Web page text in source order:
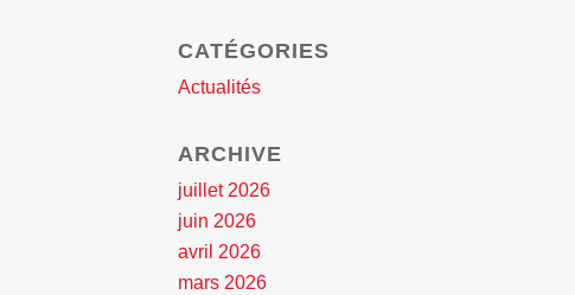
CATÉGORIES
Actualités
ARCHIVE
juillet 2026
juin 2026
avril 2026
mars 2026